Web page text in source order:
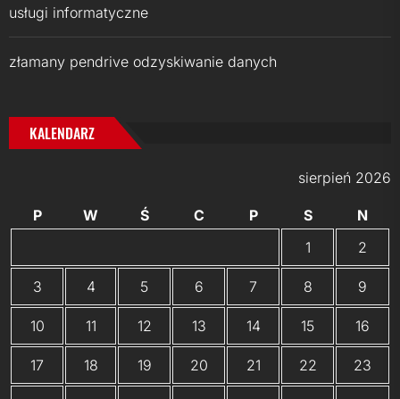
usługi informatyczne
złamany pendrive odzyskiwanie danych
KALENDARZ
sierpień 2026
P W Ś C P S
N
1
2
3 4 5 6 7 8 9
10 11 12 13 14 15 16
17 18 19 20 21 22 23